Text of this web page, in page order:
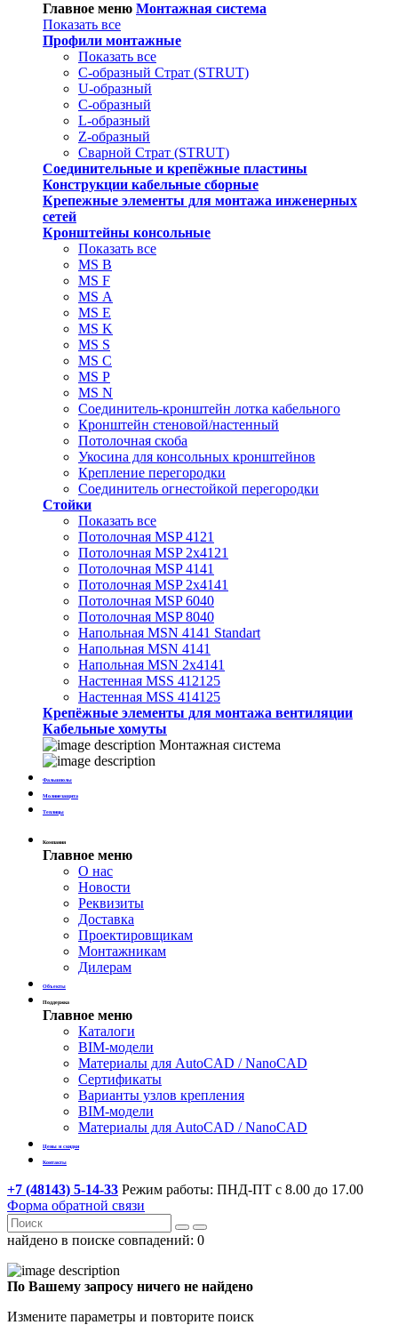
Главное меню Монтажная система
Показать все
Профили монтажные
Показать все
С-образный Страт (STRUT)
U-образный
С-образный
L-образный
Z-образный
Сварной Страт (STRUT)
Соединительные и крепёжные пластины
Конструкции кабельные сборные
Крепежные элементы для монтажа инженерных
сетей
Кронштейны консольные
Показать все
MS В
MS F
MS А
MS Е
MS K
MS S
MS C
MS P
MS N
Соединитель-кронштейн лотка кабельного
Кронштейн стеновой/настенный
Потолочная скоба
Укосина для консольных кронштейнов
Крепление перегородки
Соединитель огнестойкой перегородки
Стойки
Показать все
Потолочная MSP 4121
Потолочная MSP 2х4121
Потолочная MSP 4141
Потолочная MSP 2х4141
Потолочная MSP 6040
Потолочная MSP 8040
Напольная MSN 4141 Standart
Напольная MSN 4141
Напольная MSN 2х4141
Настенная MSS 412125
Настенная MSS 414125
Крепёжные элементы для монтажа вентиляции
Кабельные хомуты
Монтажная система
Фальшполы
Молниезащита
Теплицы
Компания
Главное меню
О нас
Новости
Реквизиты
Доставка
Проектировщикам
Монтажникам
Дилерам
Объекты
Поддержка
Главное меню
Каталоги
BIM-модели
Материалы для AutoCAD / NanoCAD
Сертификаты
Варианты узлов крепления
BIM-модели
Материалы для AutoCAD / NanoCAD
Цены и скидки
Контакты
+7 (48143) 5-14-33 Режим работы: ПНД-ПТ с 8.00 до 17.00
Форма обратной связи
найдено в поиске совпадений: 0
По Вашему запросу ничего не найдено
Измените параметры и повторите поиск